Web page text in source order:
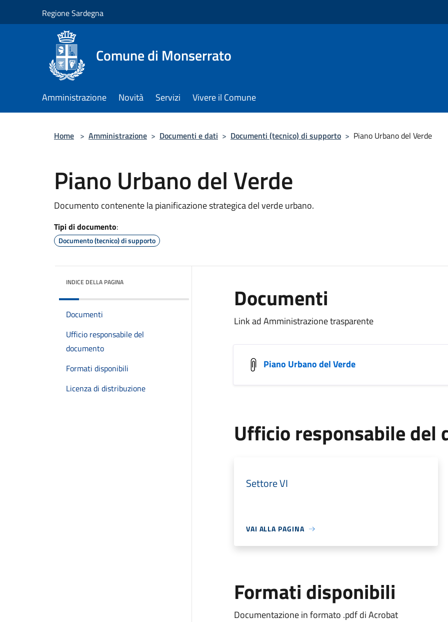
Regione Sardegna
Comune di Monserrato
Amministrazione Novità Servizi Vivere il Comune
Home > Amministrazione > Documenti e dati > Documenti (tecnico) di supporto > Piano Urbano del Verde
Piano Urbano del Verde
Documento contenente la pianificazione strategica del verde urbano.
Tipi di documento:
Documento (tecnico) di supporto
INDICE DELLA PAGINA
Documenti
Ufficio responsabile del
documento
Formati disponibili
Licenza di distribuzione
Documenti
Link ad Amministrazione trasparente
Piano Urbano del Verde
Ufficio responsabile del
Settore VI
VAI ALLA PAGINA
Formati disponibili
Documentazione in formato .pdf di Acrobat